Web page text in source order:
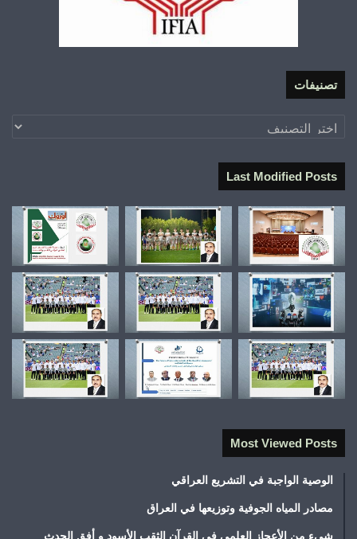
تصنيفات
تصنيفات
Last Modified Posts
Most Viewed Posts
الوصية الواجبة في التشريع العراقي
مصادر المياه الجوفية وتوزيعها في العراق
شيء من الأعجاز العلمي في القرآن الثقب الأسود و أفق الحدث